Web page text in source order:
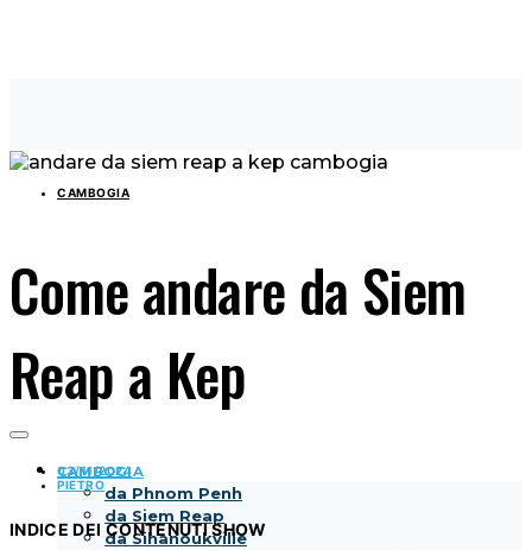
CAMBOGIA
da Phnom Penh
da Siem Reap
da Sihanoukville
CAMBOGIA
Come andare da Siem
Reap a Kep
03/11/2024
PIETRO
INDICE DEI CONTENUTISHOW